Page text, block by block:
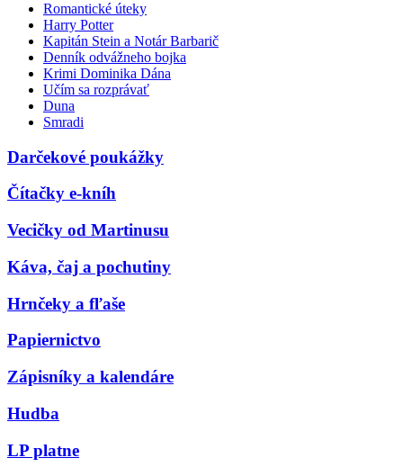
Romantické úteky
Harry Potter
Kapitán Stein a Notár Barbarič
Denník odvážneho bojka
Krimi Dominika Dána
Učím sa rozprávať
Duna
Smradi
Darčekové poukážky
Čítačky e-kníh
Vecičky od Martinusu
Káva, čaj a pochutiny
Hrnčeky a fľaše
Papiernictvo
Zápisníky a kalendáre
Hudba
LP platne